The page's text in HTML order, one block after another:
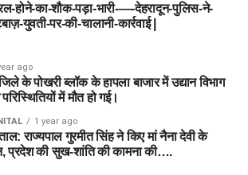
होने-का-शौक-पड़ा-भारी-—-देहरादून-पुलिस-ने-
युवती-पर-की-चालानी-कार्रवाई |
ago
के पोखरी ब्लॉक के हापला बाजार में उद्यान विभाग
में मौत हो गई।
1 year ago
राज्यपाल गुरमीत सिंह ने किए मां नैना देवी के
प्रदेश की सुख-शांति की कामना की….